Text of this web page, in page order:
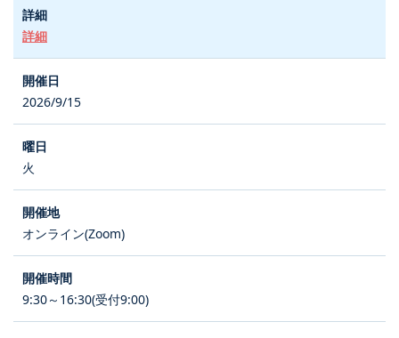
詳細
2026/9/15
火
オンライン(Zoom)
9:30～16:30(受付9:00)